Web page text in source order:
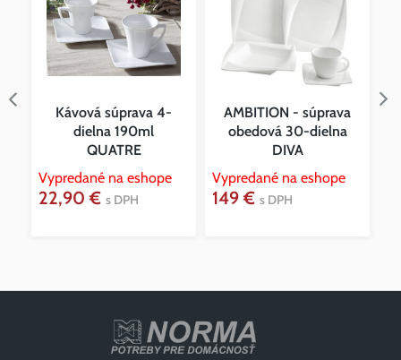
Kávová súprava 4-
dielna 190ml
QUATRE
Vypredané na eshope
22,90 € s DPH
AMBITION - súprava
obedová 30-dielna
DIVA
Vypredané na eshope
149 € s DPH